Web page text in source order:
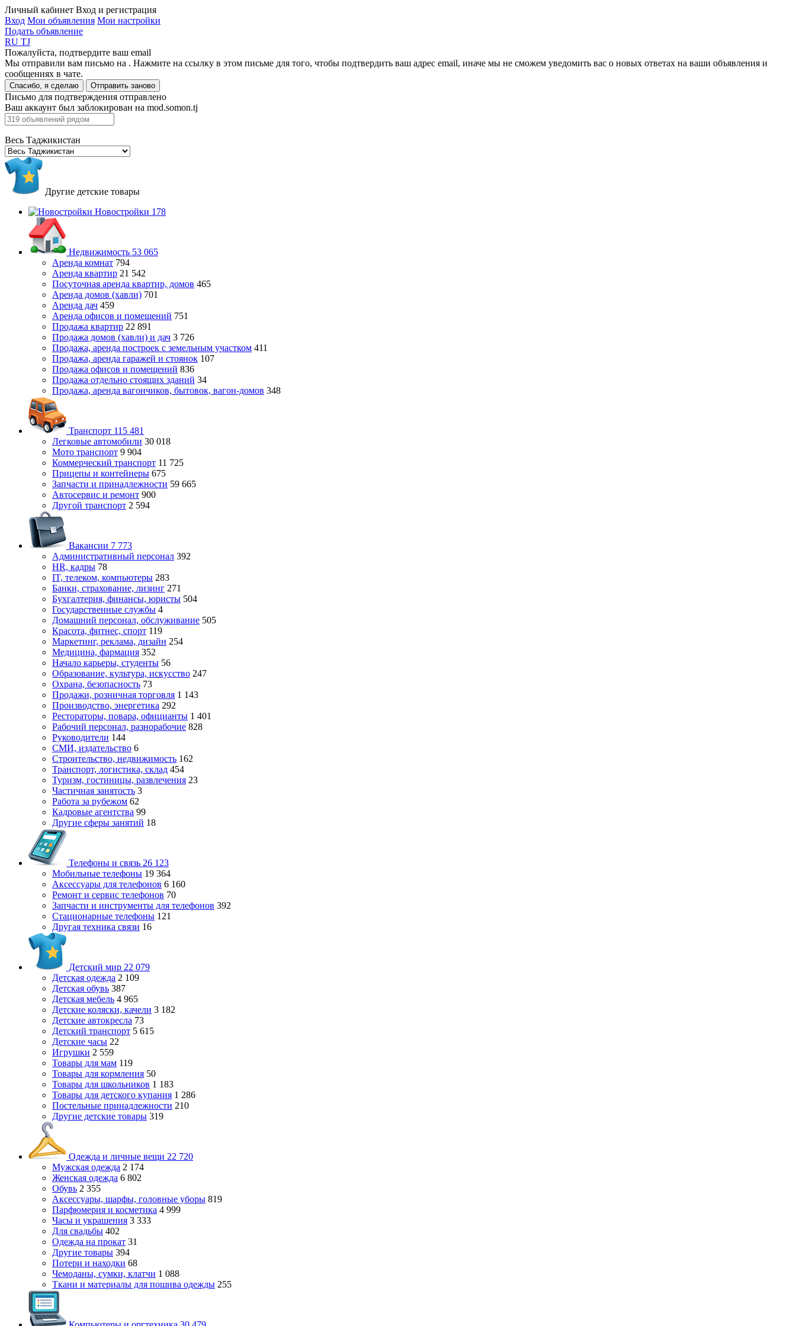
Личный кабинет Вход и регистрация
Вход Мои объявления Мои настройки
Подать объявление
RU TJ
Пожалуйста, подтвердите ваш email
Мы отправили вам письмо на . Нажмите на ссылку в этом письме для того, чтобы подтвердить ваш адрес email, иначе мы не сможем уведомить вас о новых ответах на ваши объявления и
сообщениях в чате.
Спасибо, я сделаю Отправить заново
Письмо для подтверждения отправлено
Ваш аккаунт был заблокирован на mod.somon.tj
Весь Таджикистан
Другие детские товары
Новостройки 178
Недвижимость 53 065
Аренда комнат 794
Аренда квартир 21 542
Посуточная аренда квартир, домов 465
Аренда домов (хавли) 701
Аренда дач 459
Аренда офисов и помещений 751
Продажа квартир 22 891
Продажа домов (хавли) и дач 3 726
Продажа, аренда построек с земельным участком 411
Продажа, аренда гаражей и стоянок 107
Продажа офисов и помещений 836
Продажа отдельно стоящих зданий 34
Продажа, аренда вагончиков, бытовок, вагон-домов 348
Транспорт 115 481
Легковые автомобили 30 018
Мото транспорт 9 904
Коммерческий транспорт 11 725
Прицепы и контейнеры 675
Запчасти и принадлежности 59 665
Автосервис и ремонт 900
Другой транспорт 2 594
Вакансии 7 773
Административный персонал 392
HR, кадры 78
IT, телеком, компьютеры 283
Банки, страхование, лизинг 271
Бухгалтерия, финансы, юристы 504
Государственные службы 4
Домашний персонал, обслуживание 505
Красота, фитнес, спорт 119
Маркетинг, реклама, дизайн 254
Медицина, фармация 352
Начало карьеры, студенты 56
Образование, культура, искусство 247
Охрана, безопасность 73
Продажи, розничная торговля 1 143
Производство, энергетика 292
Рестораторы, повара, официанты 1 401
Рабочий персонал, разнорабочие 828
Руководители 144
СМИ, издательство 6
Строительство, недвижимость 162
Транспорт, логистика, склад 454
Туризм, гостиницы, развлечения 23
Частичная занятость 3
Работа за рубежом 62
Кадровые агентства 99
Другие сферы занятий 18
Телефоны и связь 26 123
Мобильные телефоны 19 364
Аксессуары для телефонов 6 160
Ремонт и сервис телефонов 70
Запчасти и инструменты для телефонов 392
Стационарные телефоны 121
Другая техника связи 16
Детский мир 22 079
Детская одежда 2 109
Детская обувь 387
Детская мебель 4 965
Детские коляски, качели 3 182
Детские автокресла 73
Детский транспорт 5 615
Детские часы 22
Игрушки 2 559
Товары для мам 119
Товары для кормления 50
Товары для школьников 1 183
Товары для детского купания 1 286
Постельные принадлежности 210
Другие детские товары 319
Одежда и личные вещи 22 720
Мужская одежда 2 174
Женская одежда 6 802
Обувь 2 355
Аксессуары, шарфы, головные уборы 819
Парфюмерия и косметика 4 999
Часы и украшения 3 333
Для свадьбы 402
Одежда на прокат 31
Другие товары 394
Потери и находки 68
Чемоданы, сумки, клатчи 1 088
Ткани и материалы для пошива одежды 255